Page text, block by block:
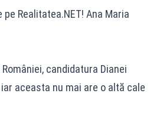
Realitatea.NET! Ana Maria
candidatura Dianei
aceasta nu mai are o altă cale